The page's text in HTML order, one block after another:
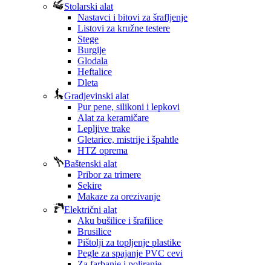
Stolarski alat
Nastavci i bitovi za šrafljenje
Listovi za kružne testere
Stege
Burgije
Glodala
Heftalice
Dleta
Gradjevinski alat
Pur pene, silikoni i lepkovi
Alat za keramičare
Lepljive trake
Gletarice, mistrije i špahtle
HTZ oprema
Baštenski alat
Pribor za trimere
Sekire
Makaze za orezivanje
Električni alat
Aku bušilice i šrafilice
Brusilice
Pištolji za topljenje plastike
Pegle za spajanje PVC cevi